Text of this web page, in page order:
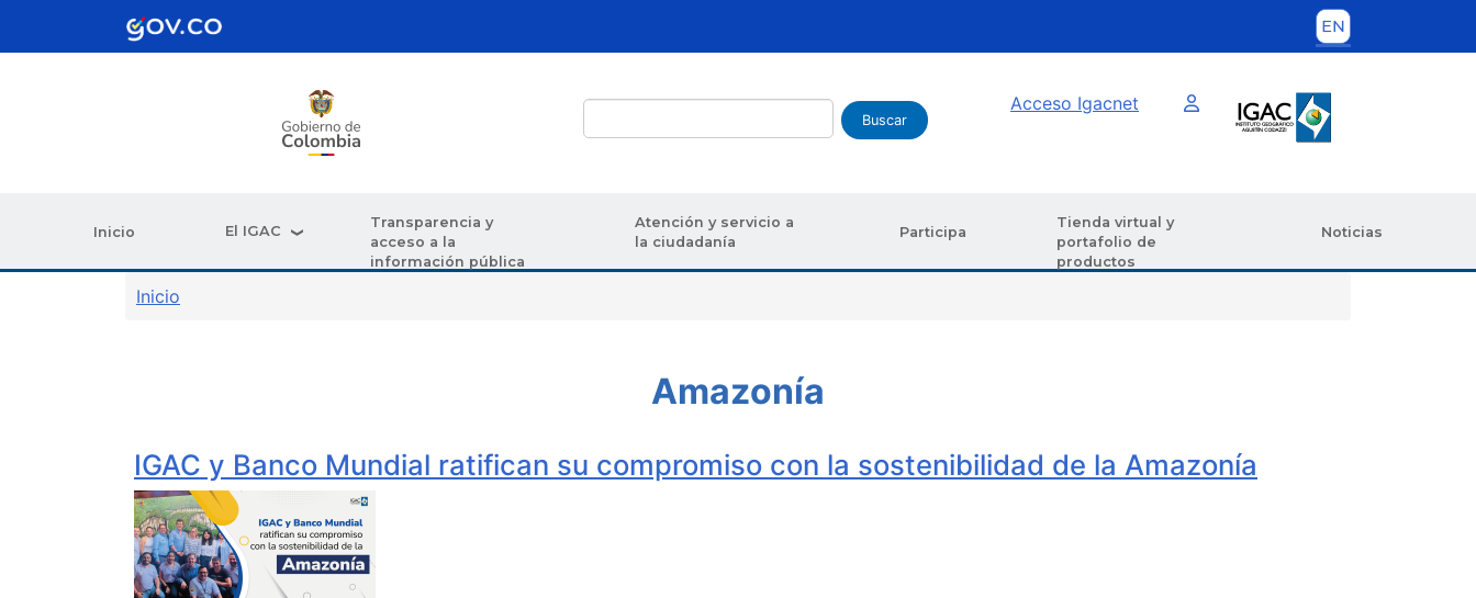
Pasar al contenido principal
Buscar Acceso Igacnet Imagen interna
Inicio El IGAC
Transparencia y
acceso a la
información pública
Atención y servicio a
la ciudadanía
Participa
Tienda virtual y
portafolio de
productos
Noticias
Sobrescribir enlaces de ayuda a la navegación
Inicio
Amazonía
IGAC y Banco Mundial ratifican su compromiso con la sostenibilidad de la Amazonía